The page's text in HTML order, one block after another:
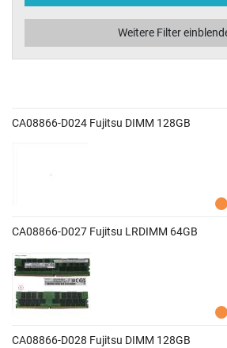
Weitere Filter
CA08866-D024 Fujitsu DIMM 128GB
CA08866-D027 Fujitsu LRDIMM 64GB
CA08866-D028 Fujitsu DIMM 128GB